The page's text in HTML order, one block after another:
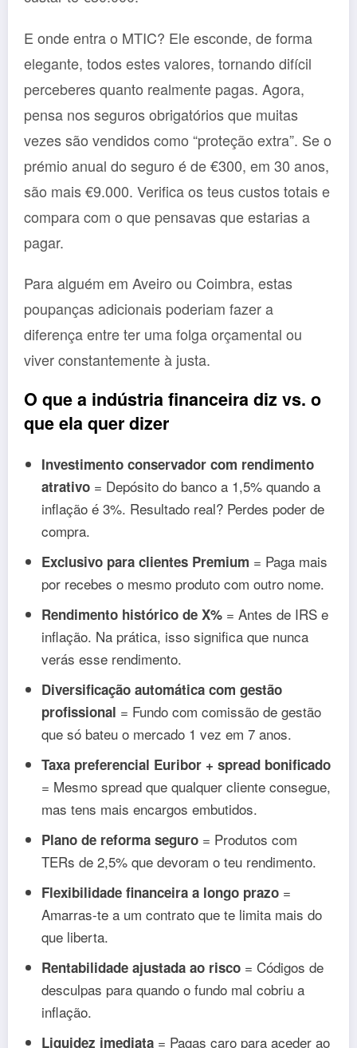
E onde entra o MTIC? Ele esconde, de forma
elegante, todos estes valores, tornando difícil
perceberes quanto realmente pagas. Agora,
pensa nos seguros obrigatórios que muitas
vezes são vendidos como “proteção extra”. Se o
prémio anual do seguro é de €300, em 30 anos,
são mais €9.000. Verifica os teus custos totais e
compara com o que pensavas que estarias a
pagar.
Para alguém em Aveiro ou Coimbra, estas
poupanças adicionais poderiam fazer a
diferença entre ter uma folga orçamental ou
viver constantemente à justa.
O que a indústria financeira diz vs. o
que ela quer dizer
Investimento conservador com rendimento
atrativo = Depósito do banco a 1,5% quando a
inflação é 3%. Resultado real? Perdes poder de
compra.
Exclusivo para clientes Premium = Paga mais
por recebes o mesmo produto com outro nome.
Rendimento histórico de X% = Antes de IRS e
inflação. Na prática, isso significa que nunca
verás esse rendimento.
Diversificação automática com gestão
profissional = Fundo com comissão de gestão
que só bateu o mercado 1 vez em 7 anos.
Taxa preferencial Euribor + spread bonificado
= Mesmo spread que qualquer cliente consegue,
mas tens mais encargos embutidos.
Plano de reforma seguro = Produtos com
TERs de 2,5% que devoram o teu rendimento.
Flexibilidade financeira a longo prazo =
Amarras-te a um contrato que te limita mais do
que liberta.
Rentabilidade ajustada ao risco = Códigos de
desculpas para quando o fundo mal cobriu a
inflação.
Liquidez imediata = Pagas caro para aceder ao